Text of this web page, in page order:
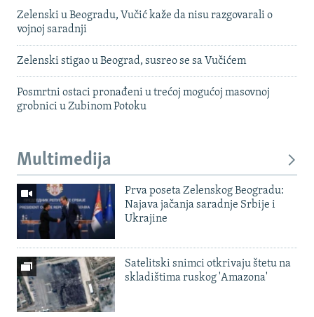
Zelenski u Beogradu, Vučić kaže da nisu razgovarali o
vojnoj saradnji
Zelenski stigao u Beograd, susreo se sa Vučićem
Posmrtni ostaci pronađeni u trećoj mogućoj masovnoj
grobnici u Zubinom Potoku
Multimedija
Prva poseta Zelenskog Beogradu:
Najava jačanja saradnje Srbije i
Ukrajine
Satelitski snimci otkrivaju štetu na
skladištima ruskog 'Amazona'